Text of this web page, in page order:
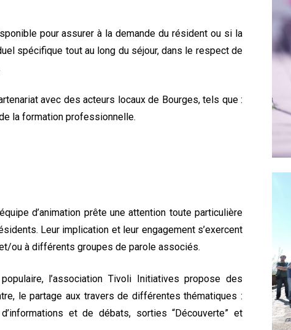
pour assurer à la demande du résident ou si la
spécifique tout au long du séjour, dans le respect de
avec des acteurs locaux de Bourges, tels que :
la formation professionnelle.
d’animation prête une attention toute particulière
Leur implication et leur engagement s’exercent
ou à différents groupes de parole associés.
l’association Tivoli Initiatives propose des
le partage aux travers de différentes thématiques :
et de débats, sorties “Découverte” et